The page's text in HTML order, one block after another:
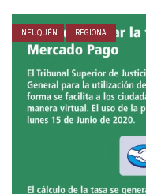
NEUQUÉN REGIONAL